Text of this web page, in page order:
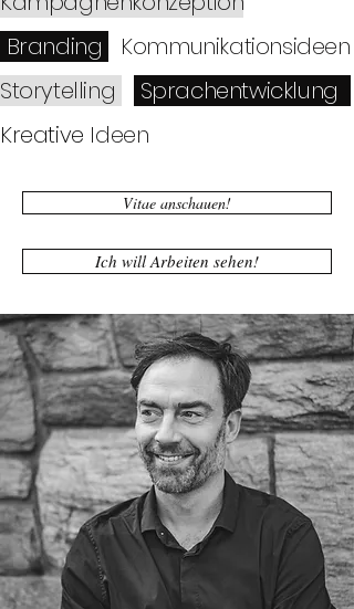
Branding
Kommunikationsideen
Storytelling
Sprachentwicklung
Kreative Ideen
Vitae anschauen!
Ich will Arbeiten sehen!